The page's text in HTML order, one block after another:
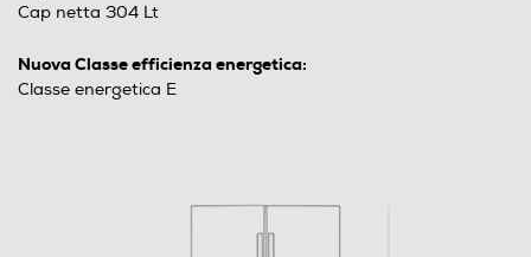
Cap netta 304 Lt
Nuova Classe efficienza energetica:
Classe energetica E